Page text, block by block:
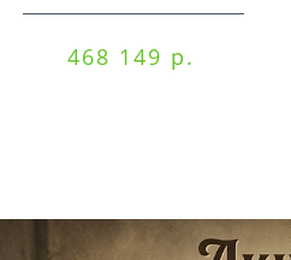
468 149 р.